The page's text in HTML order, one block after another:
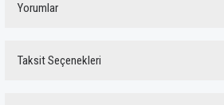
Yorumlar
Taksit Seçenekleri